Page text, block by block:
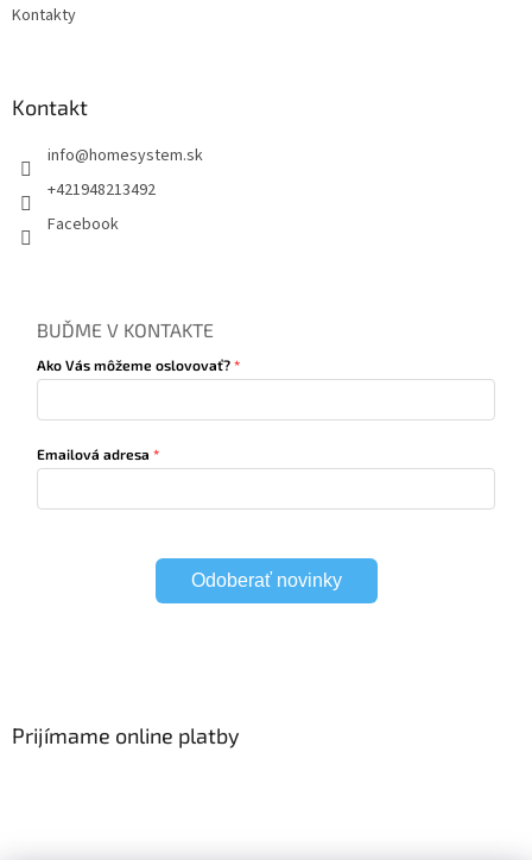
Kontakty
Kontakt
info@homesystem.sk
+421948213492
Facebook
BUĎME V KONTAKTE
Ako Vás môžeme oslovovať?
Emailová adresa
Odoberať novinky
Prijímame online platby